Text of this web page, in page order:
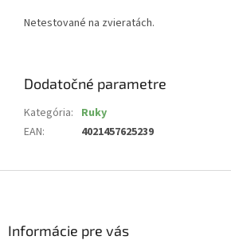
Netestované na zvieratách.
Dodatočné parametre
Kategória: Ruky
EAN: 4021457625239
Informácie pre vás